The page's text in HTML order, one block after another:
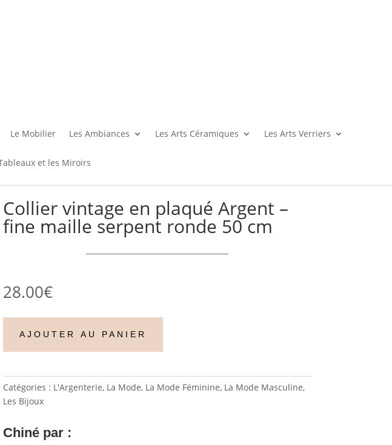
Le Mobilier Les Ambiances Les Arts Céramiques Les Arts Verriers
et les Miroirs
Collier vintage en plaqué Argent –
fine maille serpent ronde 50 cm
28.00€
AJOUTER AU PANIER
Catégories : L'Argenterie, La Mode, La Mode Féminine, La Mode Masculine,
Les Bijoux
Chiné par :